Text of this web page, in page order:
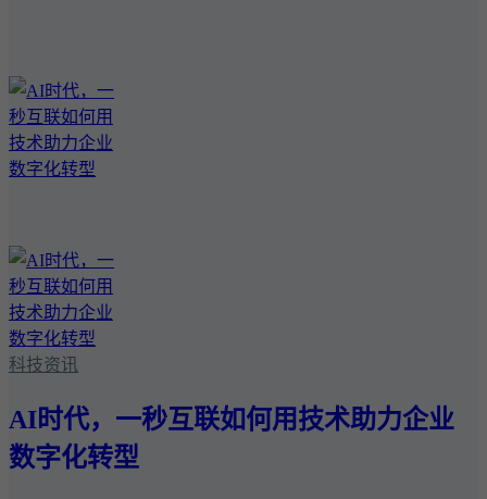
科技资讯
AI时代，一秒互联如何用技术助力企业
数字化转型